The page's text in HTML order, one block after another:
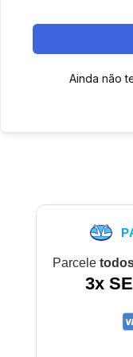
Ainda não
Parcele
3x